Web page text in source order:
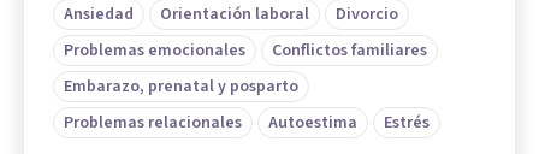
Ansiedad Orientación laboral
Divorcio
Problemas emocionales
Conflictos familiares
Embarazo, prenatal y posparto
Problemas relacionales
Autoestima Estrés